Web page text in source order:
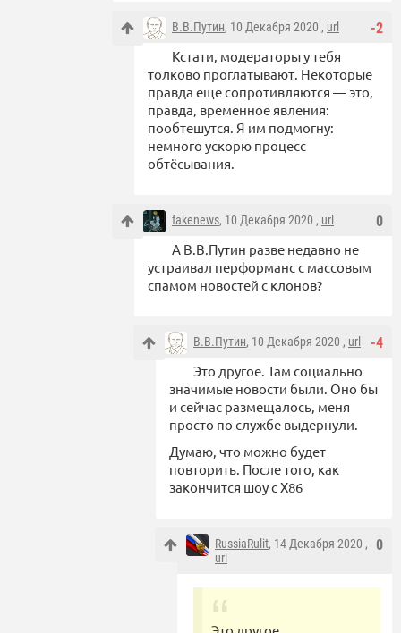
-2
В.В.Путин, 10 Декабря 2020 , url
Кстати, модераторы у тебя
толково проглатывают. Некоторые
правда еще сопротивляются — это,
правда, временное явления:
пообтешутся. Я им подмогну:
немного ускорю процесс
обтёсывания.
0
fakenews, 10 Декабря 2020 , url
А В.В.Путин разве недавно не
устраивал перформанс с массовым
спамом новостей с клонов?
-4
В.В.Путин, 10 Декабря 2020 , url
Это другое. Там социально
значимые новости были. Оно бы
и сейчас размещалось, меня
просто по службе выдернули.
Думаю, что можно будет
повторить. После того, как
закончится шоу с X86
0
RussiaRulit, 14 Декабря 2020 ,
url